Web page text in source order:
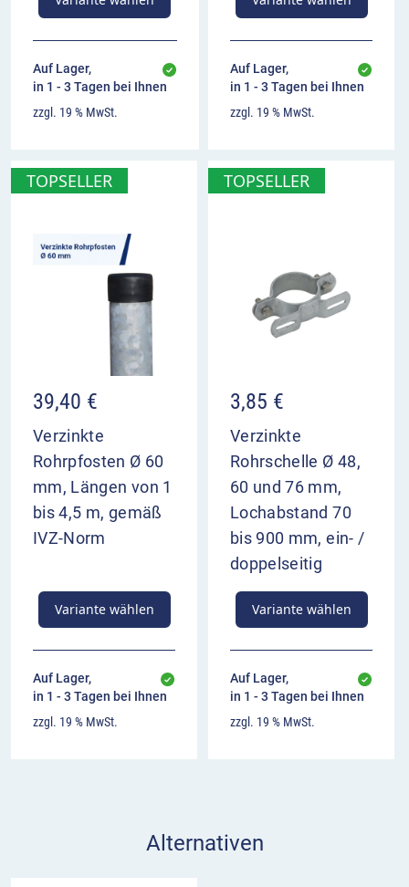
Auf Lager,
in 1 - 3 Tagen bei Ihnen
zzgl. 19 % MwSt.
Auf Lager,
in 1 - 3 Tagen bei Ihnen
zzgl. 19 % MwSt.
TOPSELLER
39,40 €
Verzinkte
Rohrpfosten Ø 60
mm, Längen von 1
bis 4,5 m, gemäß
IVZ-Norm
Variante wählen
Auf Lager,
in 1 - 3 Tagen bei Ihnen
zzgl. 19 % MwSt.
TOPSELLER
3,85 €
Verzinkte
Rohrschelle Ø 48,
60 und 76 mm,
Lochabstand 70
bis 900 mm, ein- /
doppelseitig
Variante wählen
Auf Lager,
in 1 - 3 Tagen bei Ihnen
zzgl. 19 % MwSt.
Alternativen